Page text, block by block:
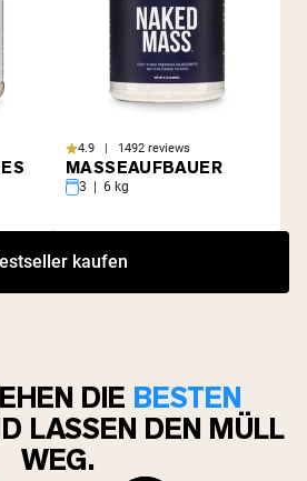
4.9 | 1492 reviews
MASSEAUFBAUER
3 | 6 kg
kaufen
DIE BESTEN
LASSEN DEN MÜLL
WEG.